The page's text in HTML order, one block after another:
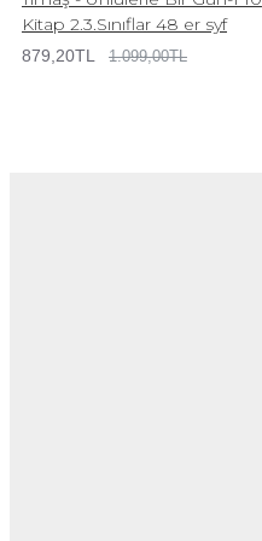
Kitap 2.3.Sınıflar 48 er syf
879,20TL 1.099,00TL